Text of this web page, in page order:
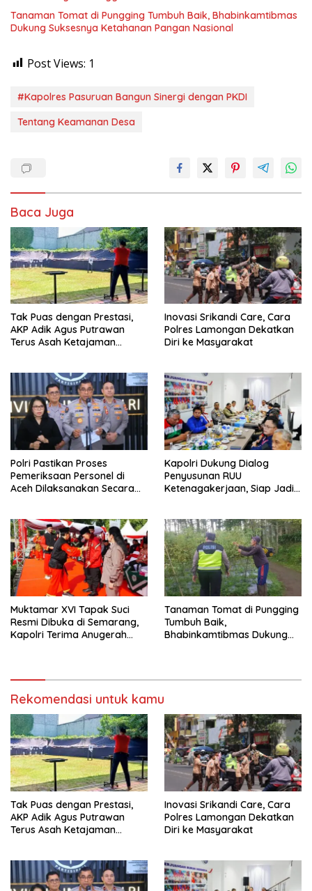
Tanaman Tomat di Pungging Tumbuh Baik, Bhabinkamtibmas
Dukung Suksesnya Ketahanan Pangan Nasional
Post Views: 1
#Kapolres Pasuruan Bangun Sinergi dengan PKDI
Tentang Keamanan Desa
Baca Juga
Tak Puas dengan Prestasi,
AKP Adik Agus Putrawan
Terus Asah Ketajaman
Inovasi Srikandi Care, Cara
Polres Lamongan Dekatkan
Diri ke Masyarakat
Polri Pastikan Proses
Pemeriksaan Personel di
Aceh Dilaksanakan Secara
Kapolri Dukung Dialog
Penyusunan RUU
Ketenagakerjaan, Siap Jadi
Muktamar XVI Tapak Suci
Resmi Dibuka di Semarang,
Kapolri Terima Anugerah
Tanaman Tomat di Pungging
Tumbuh Baik,
Bhabinkamtibmas Dukung
Rekomendasi untuk kamu
Tak Puas dengan Prestasi,
AKP Adik Agus Putrawan
Terus Asah Ketajaman
Inovasi Srikandi Care, Cara
Polres Lamongan Dekatkan
Diri ke Masyarakat